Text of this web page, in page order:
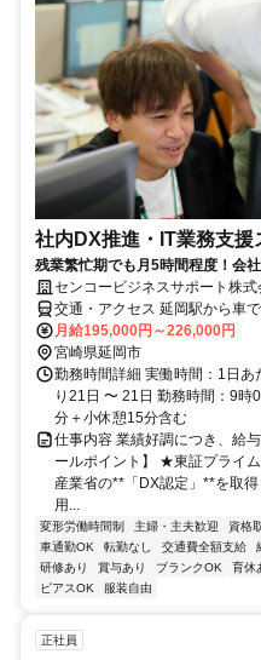
社内DX推進・IT業務支援
残業繁忙期でも月5時間程度！会
センコービジネスサポート株式
交通・アクセス 延岡駅から車
月給195,000円～226,000円
宮崎県延岡市
勤務時間詳細 実働時間：1日
り21日 〜 21日 勤務時間：9
分＋小休憩15分含む
仕事内容 業績好調につき、給
ールポイント】 ★東証プライ
産業省の**「DX認定」**を取
用...
変形労働時間制 主婦・主夫歓迎 資格
車通勤OK
転勤なし 交通費全額支給
研修あり
賞与あり ブランクOK 育休
ピアスOK
服装自由
正社員